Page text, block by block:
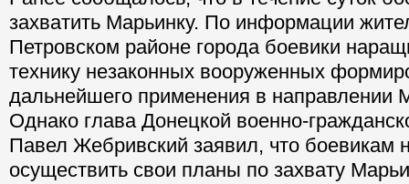
захватить Марьинку. По информации
Петровском районе города боевики
технику незаконных вооруженных
дальнейшего применения в направлении
Однако глава Донецкой военно-
Павел Жебривский заявил, что боевикам
осуществить свои планы по захвату